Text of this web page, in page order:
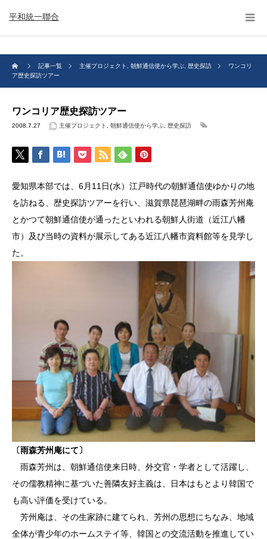
平和統一聯合
記事一覧 主催プロジェクト 朝鮮通信使から学ぶ 歴史探訪
ワンコリ
ア歴史探訪ツアー
ワンコリア歴史探訪ツアー
2008.7.27 主催プロジェクト 朝鮮通信使から学ぶ 歴史探訪
愛知県本部では、6月11日(水）江戸時代の朝鮮通信使ゆかりの地
を訪ねる、歴史探訪ツアーを行い、滋賀県琵琶湖畔の雨森芳州庵
とかつて朝鮮通信使が通ったといわれる朝鮮人街道（近江八幡
市）及び当時の資料が展示してある近江八幡市資料館等を見学し
た。
〔雨森芳州庵にて〕
雨森芳州は、朝鮮通信使来日時、外交官・学者として活躍し、
その儒教精神に基づいた善隣友好主義は、日本はもとより韓国で
も高い評価を受けている。
芳州庵は、その生家跡に建てられ、芳州の思想にちなみ、地域
全体が青少年のホームステイ等、韓国との交流活動を推進してい